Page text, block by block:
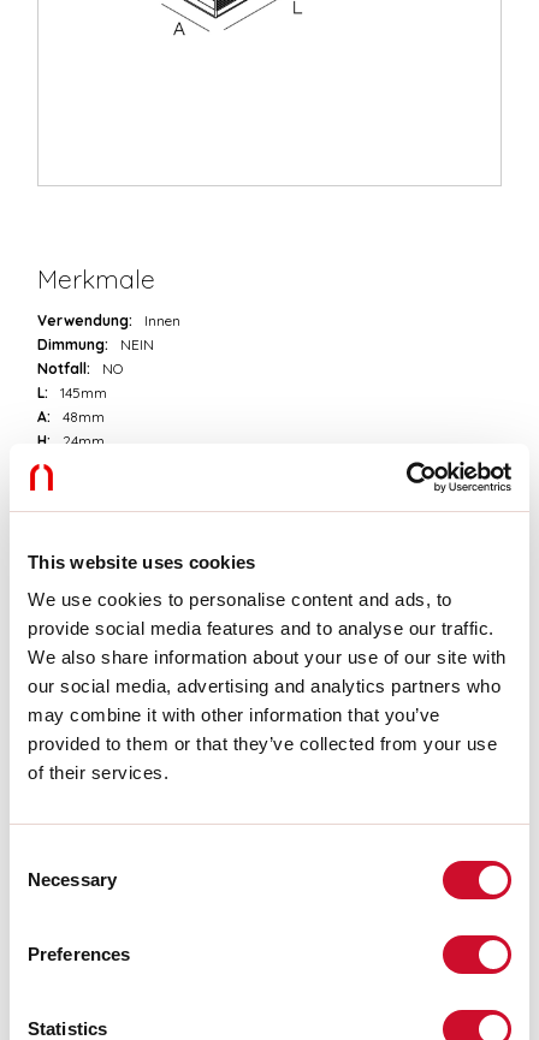
This website uses cookies
We use cookies to personalise content and ads, to
provide social media features and to analyse our traffic.
We also share information about your use of our site with
our social media, advertising and analytics partners who
may combine it with other information that you’ve
provided to them or that they’ve collected from your use
of their services.
Selection
Necessary
Preferences
Statistics
Merkmale
Verwendung:
Innen
Dimmung:
NEIN
Notfall:
NO
L:
145mm
A:
48mm
H:
24mm
D:
Garantie:
Gewicht:
0.21kg
Technische Daten
Eingangsleistung der Leuchte:
100W
IP:
20
Isolationsklasse:
SELV:
Sì
CE-ZERTIFIZIERUNGEN